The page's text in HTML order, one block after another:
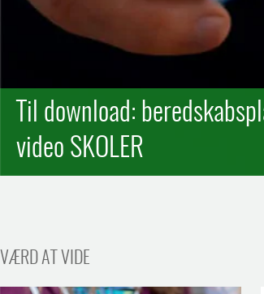
Til download:
video SKOLER
VÆRD AT VIDE